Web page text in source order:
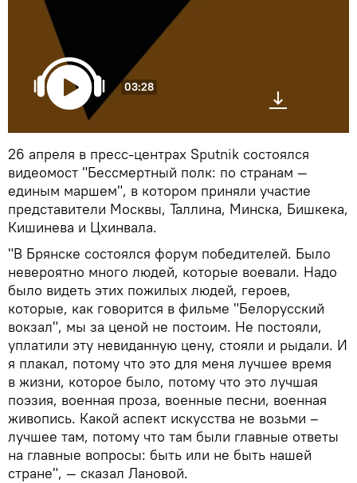
03:28
26 апреля в пресс-центрах Sputnik состоялся
видеомост "Бессмертный полк: по странам —
единым маршем", в котором приняли участие
представители Москвы, Таллина, Минска, Бишкека,
Кишинева и Цхинвала.
"В Брянске состоялся форум победителей. Было
невероятно много людей, которые воевали. Надо
было видеть этих пожилых людей, героев,
которые, как говорится в фильме "Белорусский
вокзал", мы за ценой не постоим. Не постояли,
уплатили эту невиданную цену, стояли и рыдали. И
я плакал, потому что это для меня лучшее время
в жизни, которое было, потому что это лучшая
поэзия, военная проза, военные песни, военная
живопись. Какой аспект искусства не возьми –
лучшее там, потому что там были главные ответы
на главные вопросы: быть или не быть нашей
стране", — сказал Лановой.